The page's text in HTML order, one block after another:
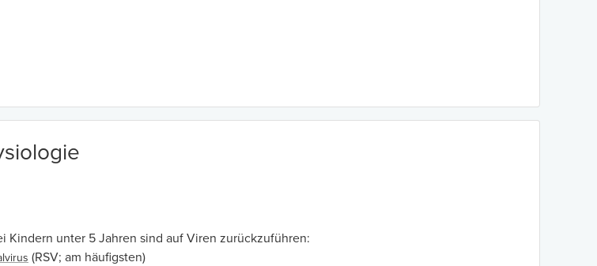
Kindern unter 5 Jahren sind auf Viren zurückzuführen:
(RSV; am häufigsten)